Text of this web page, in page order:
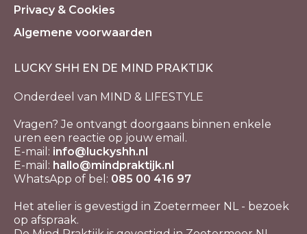
Privacy & Cookies
Algemene voorwaarden
LUCKY SHH EN DE MIND PRAKTIJK
Onderdeel van MIND & LIFESTYLE
Vragen? Je ontvangt doorgaans binnen enkele
uren een reactie op jouw email.
E-mail: info@luckyshh.nl
E-mail: hallo@mindpraktijk.nl
WhatsApp of bel: 085 00 416 97
Het atelier is gevestigd in Zoetermeer NL - bezoek
op afspraak.